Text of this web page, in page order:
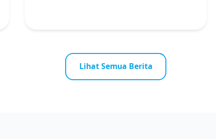
Lihat Semua Berita